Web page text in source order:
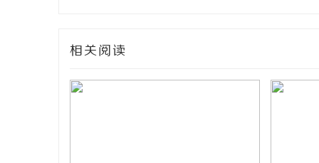
相关阅读